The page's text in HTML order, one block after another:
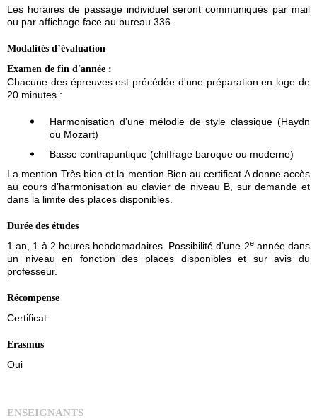
Les horaires de passage individuel seront communiqués par mail
ou par affichage face au bureau 336.
Modalités d’évaluation
Examen de fin d'année :
Chacune des épreuves est précédée d'une préparation en loge de
20 minutes :
Harmonisation d’une mélodie de style classique (Haydn
ou Mozart)
Basse contrapuntique (chiffrage baroque ou moderne)
La mention Très bien et la mention Bien au certificat A donne accès
au cours d’harmonisation au clavier de niveau B, sur demande et
dans la limite des places disponibles.
Durée des études
1 an, 1 à 2 heures hebdomadaires. Possibilité d’une 2eannée dans
un niveau en fonction des places disponibles et sur avis du
professeur.
Récompense
Certificat
Erasmus
Oui
ENSEIGNANTS